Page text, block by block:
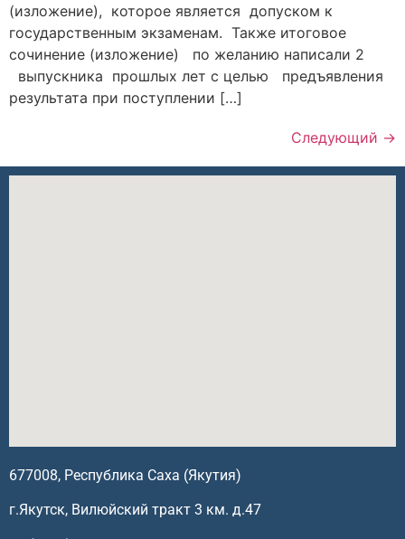
(изложение), которое является допуском к
государственным экзаменам. Также итоговое
сочинение (изложение) по желанию написали 2
выпускника прошлых лет с целью предъявления
результата при поступлении […]
Следующий →
677008, Республика Саха (Якутия)
г.Якутск, Вилюйский тракт 3 км. д.47